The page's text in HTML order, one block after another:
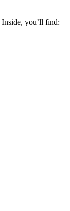
Inside, you’ll find: